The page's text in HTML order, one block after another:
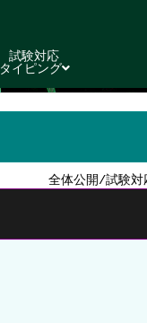
試験対応
タイピング
全体公開/試験